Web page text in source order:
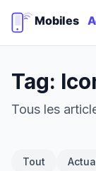
Tag:
Tous les
Tout